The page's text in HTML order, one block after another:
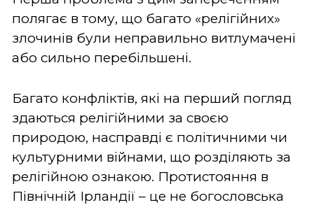
полягає в тому, що багато «релігійних»
злочинів були неправильно витлумачені
або сильно перебільшені.
Багато конфліктів, які на перший погляд
здаються релігійними за своєю
природою, насправді є політичними чи
культурними війнами, що розділяють за
релігійною ознакою. Протистояння в
Північній Ірландії – це не богословська